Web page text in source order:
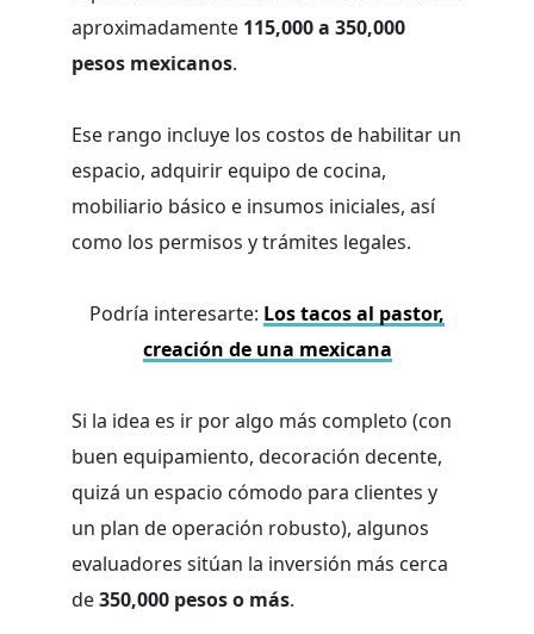
aproximadamente 115,000 a 350,000
pesos mexicanos.
Ese rango incluye los costos de habilitar un
espacio, adquirir equipo de cocina,
mobiliario básico e insumos iniciales, así
como los permisos y trámites legales.
Podría interesarte: Los tacos al pastor,
creación de una mexicana
Si la idea es ir por algo más completo (con
buen equipamiento, decoración decente,
quizá un espacio cómodo para clientes y
un plan de operación robusto), algunos
evaluadores sitúan la inversión más cerca
de350,000 pesos o más.